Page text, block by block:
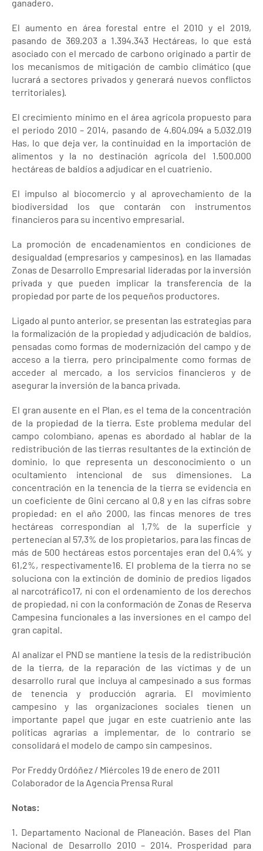
ganadero.
El aumento en área forestal entre el 2010 y el 2019,
pasando de 369.203 a 1.394.343 Hectáreas, lo que está
asociado con el mercado de carbono originado a partir de
los mecanismos de mitigación de cambio climático (que
lucrará a sectores privados y generará nuevos conflictos
territoriales).
El crecimiento mínimo en el área agrícola propuesto para
el periodo 2010 – 2014, pasando de 4.604.094 a 5.032.019
Has, lo que deja ver, la continuidad en la importación de
alimentos y la no destinación agrícola del 1.500.000
hectáreas de baldíos a adjudicar en el cuatrienio.
El impulso al biocomercio y al aprovechamiento de la
biodiversidad los que contarán con instrumentos
financieros para su incentivo empresarial.
La promoción de encadenamientos en condiciones de
desigualdad (empresarios y campesinos), en las llamadas
Zonas de Desarrollo Empresarial lideradas por la inversión
privada y que pueden implicar la transferencia de la
propiedad por parte de los pequeños productores.
Ligado al punto anterior, se presentan las estrategias para
la formalización de la propiedad y adjudicación de baldíos,
pensadas como formas de modernización del campo y de
acceso a la tierra, pero principalmente como formas de
acceder al mercado, a los servicios financieros y de
asegurar la inversión de la banca privada.
El gran ausente en el Plan, es el tema de la concentración
de la propiedad de la tierra. Este problema medular del
campo colombiano, apenas es abordado al hablar de la
redistribución de las tierras resultantes de la extinción de
dominio, lo que representa un desconocimiento o un
ocultamiento intencional de sus dimensiones. La
concentración en la tenencia de la tierra se evidencia en
un coeficiente de Gini cercano al 0,8 y en las cifras sobre
propiedad: en el año 2000, las fincas menores de tres
hectáreas correspondían al 1,7% de la superficie y
pertenecían al 57,3% de los propietarios, para las fincas de
más de 500 hectáreas estos porcentajes eran del 0,4% y
61,2%, respectivamente16. El problema de la tierra no se
soluciona con la extinción de dominio de predios ligados
al narcotráfico17, ni con el ordenamiento de los derechos
de propiedad, ni con la conformación de Zonas de Reserva
Campesina funcionales a las inversiones en el campo del
gran capital.
Al analizar el PND se mantiene la tesis de la redistribución
de la tierra, de la reparación de las víctimas y de un
desarrollo rural que incluya al campesinado a sus formas
de tenencia y producción agraria. El movimiento
campesino y las organizaciones sociales tienen un
importante papel que jugar en este cuatrienio ante las
políticas agrarias a implementar, de lo contrario se
consolidará el modelo de campo sin campesinos.
Por Freddy Ordóñez / Miércoles 19 de enero de 2011
Colaborador de la Agencia Prensa Rural
Notas:
1. Departamento Nacional de Planeación. Bases del Plan
Nacional de Desarrollo 2010 – 2014. Prosperidad para